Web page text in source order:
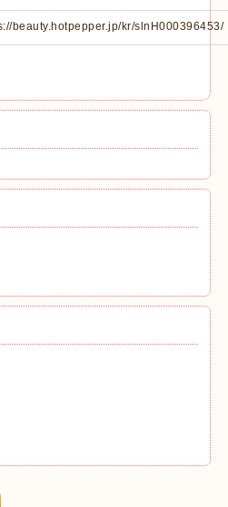
beauty.hotpepper.jp/kr/slnH000396453/